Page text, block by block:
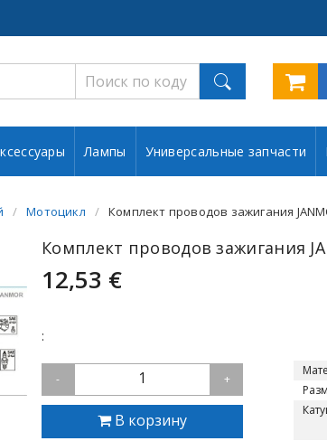
Лампы Универсальные запчасти
Мотоцикл Комплект проводов зажигания
Комплект проводов зажигания
12,53 €
:
- 1 +
В корзину